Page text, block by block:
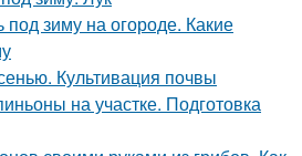
зиму на огороде. Какие
Культивация почвы
на участке. Подготовка